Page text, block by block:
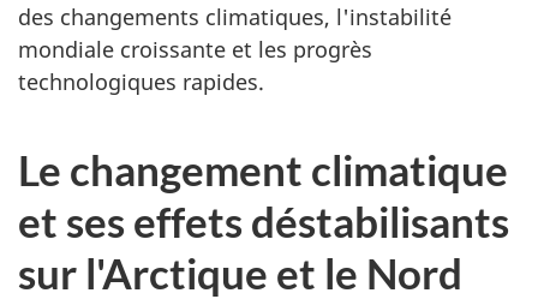
des changements climatiques, l'instabilité
mondiale croissante et les progrès
technologiques rapides.
Le changement climatique
et ses effets déstabilisants
sur l'Arctique et le Nord